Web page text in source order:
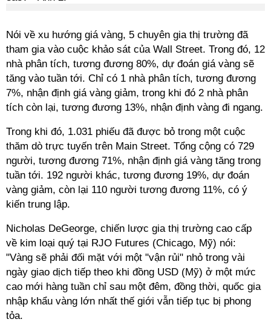
Nói về xu hướng giá vàng, 5 chuyên gia thị trường đã
tham gia vào cuộc khảo sát của Wall Street. Trong đó, 12
nhà phân tích, tương đương 80%, dự đoán giá vàng sẽ
tăng vào tuần tới. Chỉ có 1 nhà phân tích, tương đương
7%, nhận định giá vàng giảm, trong khi đó 2 nhà phân
tích còn lại, tương đương 13%, nhận định vàng đi ngang.
Trong khi đó, 1.031 phiếu đã được bỏ trong một cuộc
thăm dò trực tuyến trên Main Street. Tổng cộng có 729
người, tương đương 71%, nhận định giá vàng tăng trong
tuần tới. 192 người khác, tương đương 19%, dự đoán
vàng giảm, còn lại 110 người tương đương 11%, có ý
kiến trung lập.
Nicholas DeGeorge, chiến lược gia thị trường cao cấp
về kim loại quý tại RJO Futures (Chicago, Mỹ) nói:
"Vàng sẽ phải đối mặt với một "vận rủi" nhỏ trong vài
ngày giao dịch tiếp theo khi đồng USD (Mỹ) ở một mức
cao mới hàng tuần chỉ sau một đêm, đồng thời, quốc gia
nhập khẩu vàng lớn nhất thế giới vẫn tiếp tục bị phong
tỏa.